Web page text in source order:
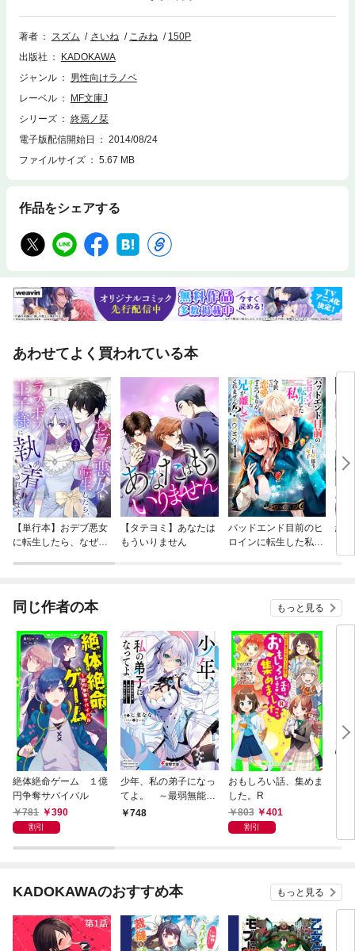
著者 スズム さいね こみね
150P
出版社
KADOKAWA
ジャンル
男性向けラノベ
レーベル
MF文庫J
シリーズ
終焉ノ栞
電子版配信開始日
2014/08/24
ファイルサイズ
5.67 MB
作品をシェアする
あわせてよく買われている本
【単行本】おデブ悪女
に転生したら、なぜか
【タテヨミ】あなたは
もういりません
バッドエンド目前のヒ
ロインに転生した私、
結
同じ作者の本 もっと見る
絶体絶命ゲーム １億
円争奪サバイバル
781
390
割引
少年、私の弟子になっ
てよ。 ～最弱無能な
俺、聖剣学園で最強を
748
おもしろい話、集めま
した。R
803
401
割引
KADOKAWAのおすすめ本 もっと見る